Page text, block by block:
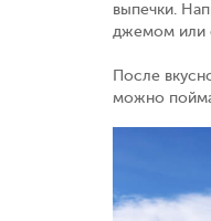
выпечки.
джемом или
После
можно